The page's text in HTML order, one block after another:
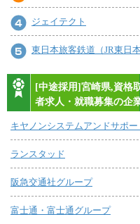
ジェイテクト
東日本旅客鉄道（JR東日本
[中途採用]宮崎県,資格
者求人・就職募集の企
キヤノンシステムアンドサポー
ランスタッド
阪急交通社グループ
富士通・富士通グループ